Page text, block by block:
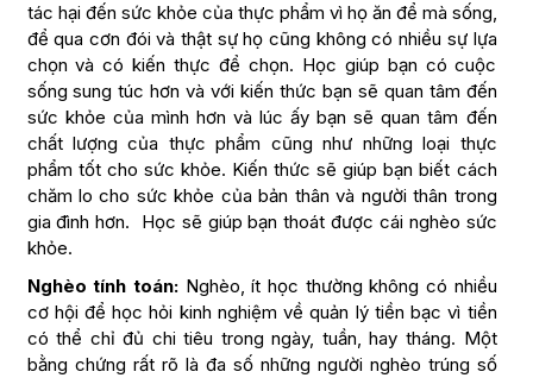
tác hại đến sức khỏe của thực phẩm vì họ ăn để mà sống,
để qua cơn đói và thật sự họ cũng không có nhiều sự lựa
chọn và có kiến thực để chọn. Học giúp bạn có cuộc
sống sung túc hơn và với kiến thức bạn sẽ quan tâm đến
sức khỏe của mình hơn và lúc ấy bạn sẽ quan tâm đến
chất lượng của thực phẩm cũng như những loại thực
phẩm tốt cho sức khỏe. Kiến thức sẽ giúp bạn biết cách
chăm lo cho sức khỏe của bản thân và người thân trong
gia đình hơn. Học sẽ giúp bạn thoát được cái nghèo sức
khỏe.
Nghèo tính toán:Nghèo, ít học thường không có nhiều
cơ hội để học hỏi kinh nghiệm về quản lý tiền bạc vì tiền
có thể chỉ đủ chi tiêu trong ngày, tuần, hay tháng. Một
bằng chứng rất rõ là đa số những người nghèo trúng số